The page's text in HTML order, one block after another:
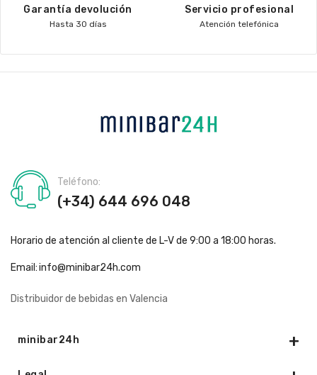
Garantía devolución
Hasta 30 días
Servicio profesional
Atención telefónica
Teléfono:
(+34) 644 696 048
Horario de atención al cliente de L-V de 9:00 a 18:00 horas.
Email:info@minibar24h.com
Distribuidor de bebidas en Valencia
minibar24h